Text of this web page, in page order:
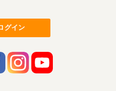
グイン